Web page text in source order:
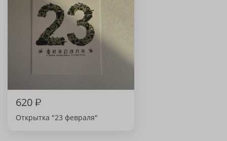
620₽
Открытка "23 февраля"